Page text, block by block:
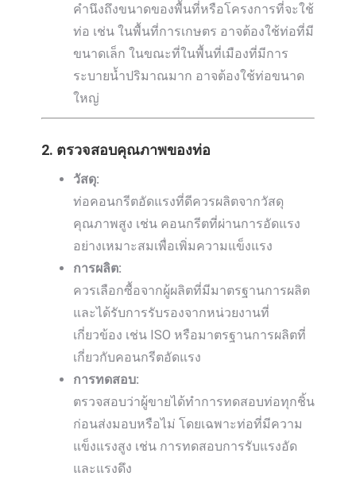
คำนึงถึงขนาดของพื้นที่หรือโครงการที่จะใช้
ท่อ เช่น ในพื้นที่การเกษตร อาจต้องใช้ท่อที่มี
ขนาดเล็ก ในขณะที่ในพื้นที่เมืองที่มีการ
ระบายน้ำปริมาณมาก อาจต้องใช้ท่อขนาด
ใหญ่
2. ตรวจสอบคุณภาพของท่อ
วัสดุ:
ท่อคอนกรีตอัดแรงที่ดีควรผลิตจากวัสดุ
คุณภาพสูง เช่น คอนกรีตที่ผ่านการอัดแรง
อย่างเหมาะสมเพื่อเพิ่มความแข็งแรง
การผลิต:
ควรเลือกซื้อจากผู้ผลิตที่มีมาตรฐานการผลิต
และได้รับการรับรองจากหน่วยงานที่
เกี่ยวข้อง เช่น ISO หรือมาตรฐานการผลิตที่
เกี่ยวกับคอนกรีตอัดแรง
การทดสอบ:
ตรวจสอบว่าผู้ขายได้ทำการทดสอบท่อทุกชิ้น
ก่อนส่งมอบหรือไม่ โดยเฉพาะท่อที่มีความ
แข็งแรงสูง เช่น การทดสอบการรับแรงอัด
และแรงดึง